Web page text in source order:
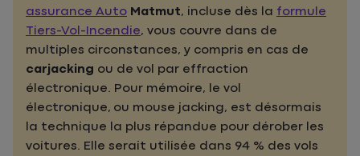
assurance Auto Matmut, incluse dès la formule
Tiers-Vol-Incendie, vous couvre dans de
multiples circonstances, y compris en cas de
carjacking ou de vol par effraction
électronique. Pour mémoire, le vol
électronique, ou mouse jacking, est désormais
la technique la plus répandue pour dérober les
voitures. Elle serait utilisée dans 94 % des vols